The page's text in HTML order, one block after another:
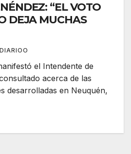
“EL VOTO
DEJA MUCHAS
DIARIOO
el Intendente de
acerca de las
desarrolladas en Neuquén,